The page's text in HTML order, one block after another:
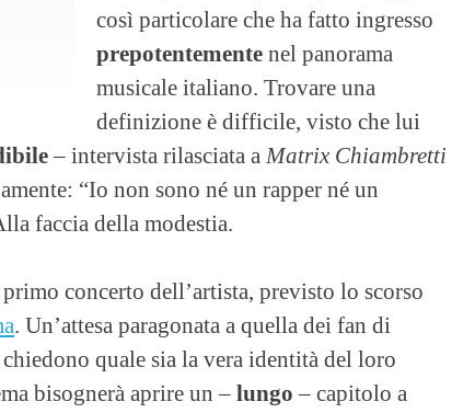
così particolare che ha fatto ingresso
prepotentemente nel panorama
musicale italiano. Trovare una
definizione è difficile, visto che lui
– intervista rilasciata a Matrix Chiambretti
“Io non sono né un rapper né un
faccia della modestia.
concerto dell’artista, previsto lo scorso
. Un’attesa paragonata a quella dei fan di
quale sia la vera identità del loro
bisognerà aprire un – lungo – capitolo a